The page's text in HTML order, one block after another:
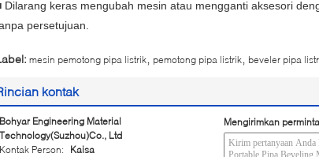
Dilarang keras mengubah mesin atau mengganti aksesori
persetujuan.
mesin pemotong pipa listrik pemotong pipa listrik beveler pipa
kontak
Bohyar Engineering Material
Technology(Suzhou)Co., Ltd
Kontak Person:
Kaisa
Mengirimkan